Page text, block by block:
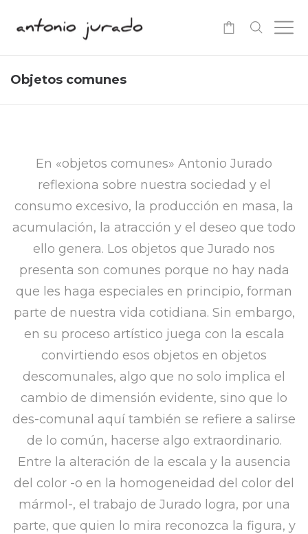
Objetos comunes
En «objetos comunes» Antonio Jurado
reflexiona sobre nuestra sociedad y el
consumo excesivo, la producción en masa, la
acumulación, la atracción y el deseo que todo
ello genera. Los objetos que Jurado nos
presenta son comunes porque no hay nada
que les haga especiales en principio, forman
parte de nuestra vida cotidiana. Sin embargo,
en su proceso artístico juega con la escala
convirtiendo esos objetos en objetos
descomunales, algo que no solo implica el
cambio de dimensión evidente, sino que lo
des-comunal aquí también se refiere a salirse
de lo común, hacerse algo extraordinario.
Entre la alteración de la escala y la ausencia
del color -o en la homogeneidad del color del
mármol-, el trabajo de Jurado logra, por una
parte, que quien lo mira reconozca la figura, y